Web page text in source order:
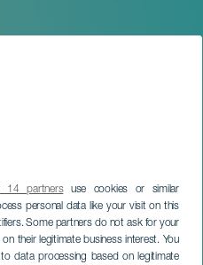
14 partnersuse cookies or similar
personal data like your visit on this
Some partners do not ask for your
their legitimate business interest. You
data processing based on legitimate